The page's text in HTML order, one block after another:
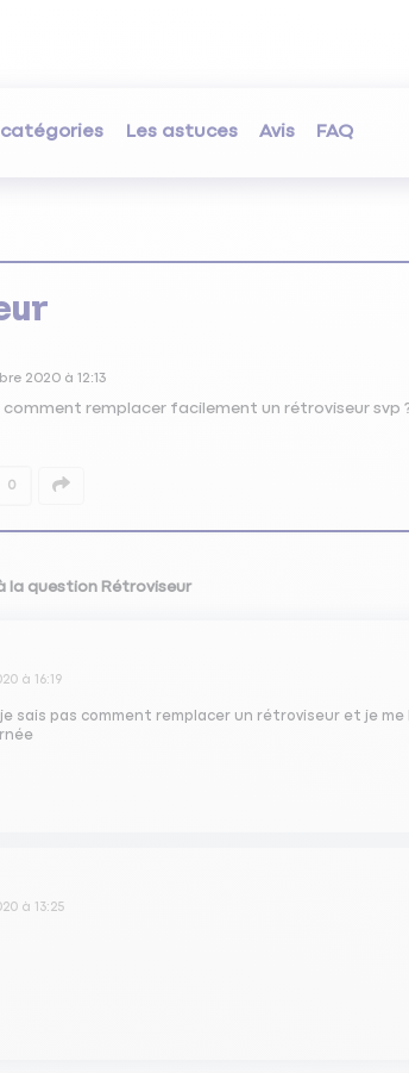
catégories Les astuces Avis FAQ
2020à 12:13
comment remplacer facilement un rétroviseur svp
0
la question Rétroviseur
à 16:19
sais pas comment remplacer un rétroviseur et je
à 13:25